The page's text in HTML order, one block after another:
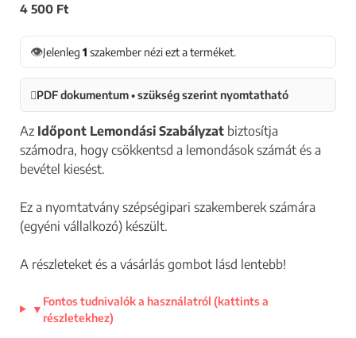
4 500 Ft
👁Jelenleg 1 szakember nézi ezt a terméket.
PDF dokumentum • szükség szerint nyomtatható
Az Időpont Lemondási Szabályzat biztosítja
számodra, hogy csökkentsd a lemondások számát és a
bevétel kiesést.
Ez a nyomtatvány szépségipari szakemberek számára
(egyéni vállalkozó) készült.
A részleteket és a vásárlás gombot lásd lentebb!
▼
Fontos tudnivalók a használatról (kattints a
részletekhez)